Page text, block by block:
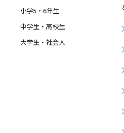
小学5・6年生
中学生・高校生
大学生・社会人